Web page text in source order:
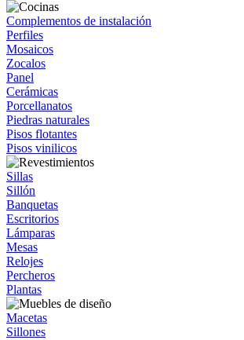
Complementos de instalación
Perfiles
Mosaicos
Zocalos
Panel
Cerámicas
Porcellanatos
Piedras naturales
Pisos flotantes
Pisos vinilicos
Sillas
Sillón
Banquetas
Escritorios
Lámparas
Mesas
Relojes
Percheros
Plantas
Macetas
Sillones